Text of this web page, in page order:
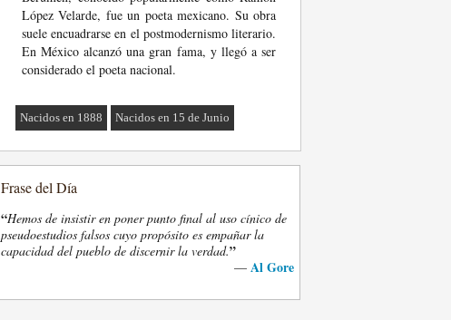
López Velarde, fue un poeta mexicano. Su obra
suele encuadrarse en el postmodernismo literario.
En México alcanzó una gran fama, y llegó a ser
considerado el poeta nacional.
Nacidos en 1888 Nacidos en 15 de Junio
Frase del Día
“Hemos de insistir en poner punto final al uso cínico de
pseudoestudios falsos cuyo propósito es empañar la
capacidad del pueblo de discernir la verdad.”
— Al Gore